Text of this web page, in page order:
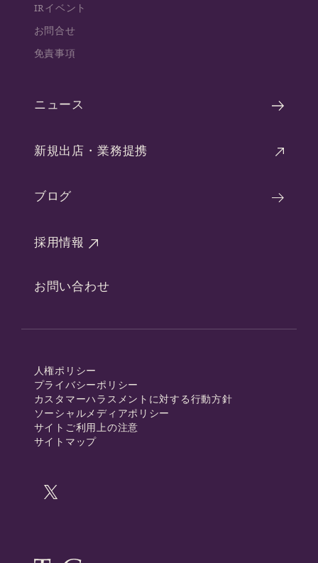
IRイベント
お問合せ
免責事項
ニュース
新規出店・業務提携
ブログ
採用情報
お問い合わせ
人権ポリシー
プライバシーポリシー
カスタマーハラスメントに対する行動方針
ソーシャルメディアポリシー
サイトご利用上の注意
サイトマップ